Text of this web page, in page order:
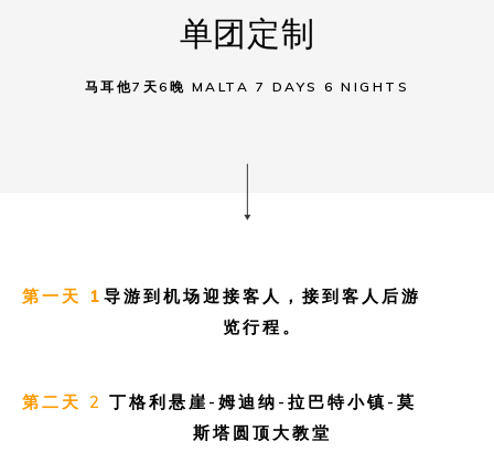
单团定制
马耳他7天6晚 MALTA 7 DAYS 6 NIGHTS
第一天 1 导游到机场迎接客人，接到客人后游
览行程。
第二天 2 丁格利悬崖-姆迪纳-拉巴特小镇-莫
斯塔圆顶大教堂